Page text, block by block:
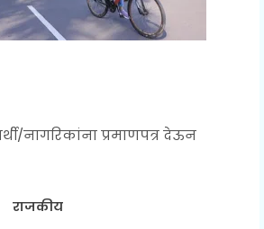
नागरिकांना प्रमाणपत्र देऊन
राजकीय